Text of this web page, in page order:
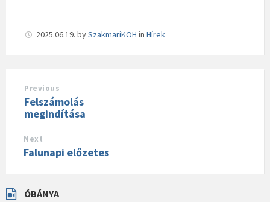
2025.06.19. bySzakmariKOH in Hírek
Previous
Felszámolás
megindítása
Next
Falunapi előzetes
ÓBÁNYA